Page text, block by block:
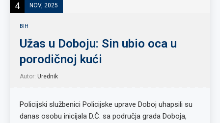
4 NOV, 2025
BIH
Užas u Doboju: Sin ubio oca u
porodičnoj kući
Autor: Urednik
Policijski službenici Policijske uprave Doboj uhapsili su
danas osobu inicijala D.Č. sa područja grada Doboja,